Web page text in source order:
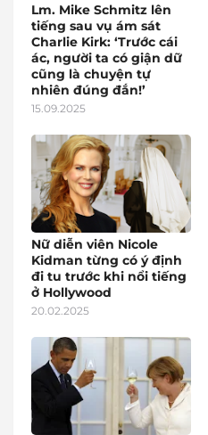
Lm. Mike Schmitz lên
tiếng sau vụ ám sát
Charlie Kirk: ‘Trước cái
ác, người ta có giận dữ
cũng là chuyện tự
nhiên đúng đắn!’
15.09.2025
Nữ diễn viên Nicole
Kidman từng có ý định
đi tu trước khi nổi tiếng
ở Hollywood
20.02.2025